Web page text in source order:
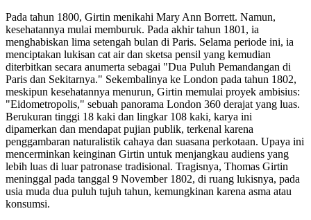
Pada tahun 1800, Girtin menikahi Mary Ann Borrett. Namun,
kesehatannya mulai memburuk. Pada akhir tahun 1801, ia
menghabiskan lima setengah bulan di Paris. Selama periode ini, ia
menciptakan lukisan cat air dan sketsa pensil yang kemudian
diterbitkan secara anumerta sebagai "Dua Puluh Pemandangan di
Paris dan Sekitarnya." Sekembalinya ke London pada tahun 1802,
meskipun kesehatannya menurun, Girtin memulai proyek ambisius:
"Eidometropolis," sebuah panorama London 360 derajat yang luas.
Berukuran tinggi 18 kaki dan lingkar 108 kaki, karya ini
dipamerkan dan mendapat pujian publik, terkenal karena
penggambaran naturalistik cahaya dan suasana perkotaan. Upaya ini
mencerminkan keinginan Girtin untuk menjangkau audiens yang
lebih luas di luar patronase tradisional. Tragisnya, Thomas Girtin
meninggal pada tanggal 9 November 1802, di ruang lukisnya, pada
usia muda dua puluh tujuh tahun, kemungkinan karena asma atau
konsumsi.